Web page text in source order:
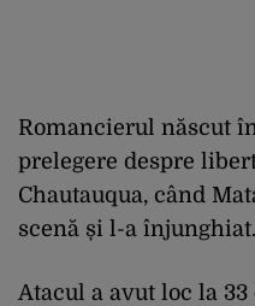
Romancierul născut
prelegere despre
Chautauqua, când
scenă și l-a înjunghiat.
Atacul a avut loc la 33